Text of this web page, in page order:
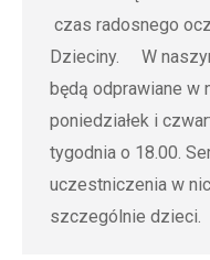
czas radosnego
Dzieciny. W
będą odprawiane w
poniedziałek i
tygodnia o 18.00.
uczestniczenia w
szczególnie dzieci.